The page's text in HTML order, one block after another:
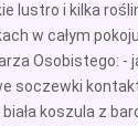
lustro i kilka
w całym
Osobistego: -
soczewki
koszula z